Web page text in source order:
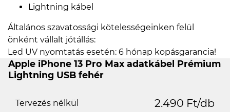
Lightning kábel
Általános szavatossági kötelességeinken felül
önként vállalt jótállás:
Led UV nyomtatás esetén: 6 hónap kopásgarancia!
Apple iPhone 13 Pro Max adatkábel Prémium
Lightning USB fehér
Tervezés nélkül 2.490 Ft/db